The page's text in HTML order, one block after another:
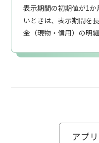
表示期間の初期値が1
いときは、表示期間を
金（現物・信用）の明
アプ